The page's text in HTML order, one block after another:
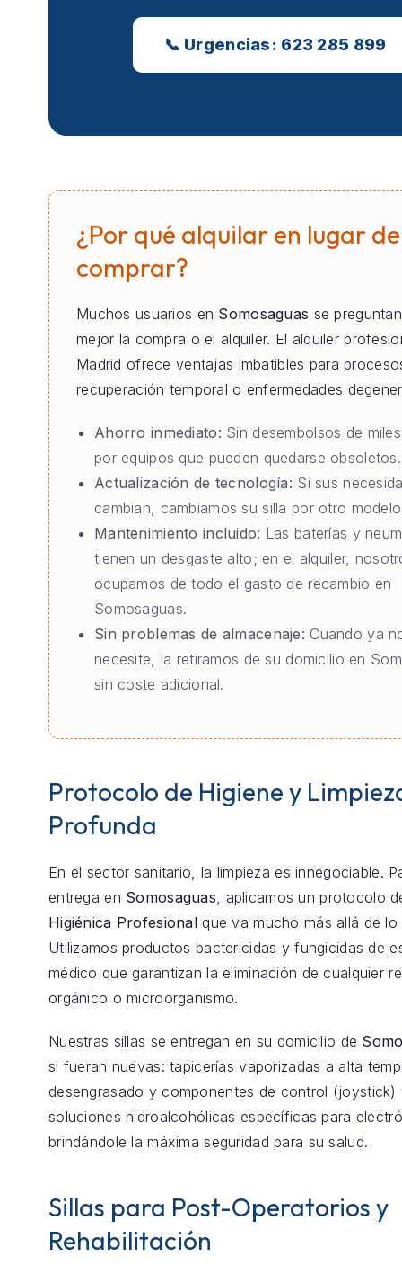
📞 Urgencias: 623 285 899
¿Por qué alquilar en lugar de
comprar?
Muchos usuarios en Somosaguas se
mejor la compra o el alquiler. El alquiler
Madrid ofrece ventajas imbatibles para
recuperación temporal o enfermedades
Ahorro inmediato: Sin desembolsos de
por equipos que pueden quedarse obsoletos.
Actualización de tecnología: Si sus
cambian, cambiamos su silla por otro
Mantenimiento incluido: Las baterías y
tienen un desgaste alto; en el alquiler,
ocupamos de todo el gasto de recambio en
Somosaguas.
Sin problemas de almacenaje: Cuando ya
necesite, la retiramos de su domicilio en
sin coste adicional.
Protocolo de Higiene y
Profunda
En el sector sanitario, la limpieza es innegociable.
entrega en Somosaguas , aplicamos un protocolo
Higiénica Profesional que va mucho más allá de
Utilizamos productos bactericidas y fungicidas de
médico que garantizan la eliminación de cualquier
orgánico o microorganismo.
Nuestras sillas se entregan en su domicilio de
si fueran nuevas: tapicerías vaporizadas a alta
desengrasado y componentes de control
soluciones hidroalcohólicas específicas para
brindándole la máxima seguridad para su salud.
Sillas para Post-Operatorios y
Rehabilitación